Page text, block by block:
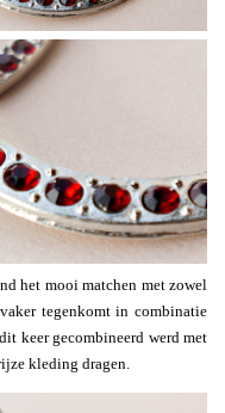
het mooi matchen met zowel
tegenkomt in combinatie
keer gecombineerd werd met
kleding dragen.